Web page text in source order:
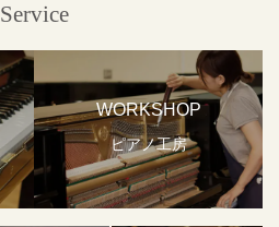
Service
WORKSHOP
ピアノ工房